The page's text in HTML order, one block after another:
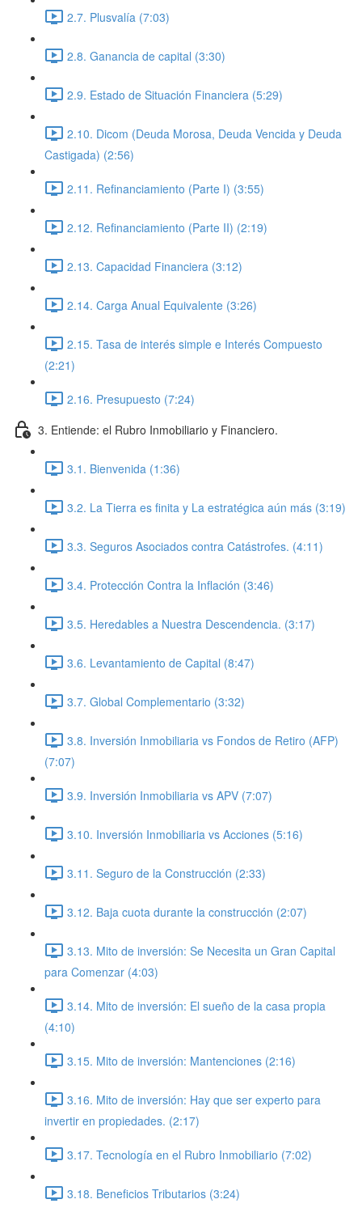
2.7. Plusvalía (7:03)
2.8. Ganancia de capital (3:30)
2.9. Estado de Situación Financiera (5:29)
2.10. Dicom (Deuda Morosa, Deuda Vencida y Deuda
Castigada) (2:56)
2.11. Refinanciamiento (Parte I) (3:55)
2.12. Refinanciamiento (Parte II) (2:19)
2.13. Capacidad Financiera (3:12)
2.14. Carga Anual Equivalente (3:26)
2.15. Tasa de interés simple e Interés Compuesto
(2:21)
2.16. Presupuesto (7:24)
3. Entiende: el Rubro Inmobiliario y Financiero.
3.1. Bienvenida (1:36)
3.2. La Tierra es finita y La estratégica aún más (3:19)
3.3. Seguros Asociados contra Catástrofes. (4:11)
3.4. Protección Contra la Inflación (3:46)
3.5. Heredables a Nuestra Descendencia. (3:17)
3.6. Levantamiento de Capital (8:47)
3.7. Global Complementario (3:32)
3.8. Inversión Inmobiliaria vs Fondos de Retiro (AFP)
(7:07)
3.9. Inversión Inmobiliaria vs APV (7:07)
3.10. Inversión Inmobiliaria vs Acciones (5:16)
3.11. Seguro de la Construcción (2:33)
3.12. Baja cuota durante la construcción (2:07)
3.13. Mito de inversión: Se Necesita un Gran Capital
para Comenzar (4:03)
3.14. Mito de inversión: El sueño de la casa propia
(4:10)
3.15. Mito de inversión: Mantenciones (2:16)
3.16. Mito de inversión: Hay que ser experto para
invertir en propiedades. (2:17)
3.17. Tecnología en el Rubro Inmobiliario (7:02)
3.18. Beneficios Tributarios (3:24)